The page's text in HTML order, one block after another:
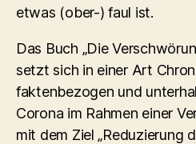
etwas (ober-) faul ist.
Das Buch „Die
setzt sich in einer Art
faktenbezogen und
Corona im Rahmen einer
mit dem Ziel „Reduzierung